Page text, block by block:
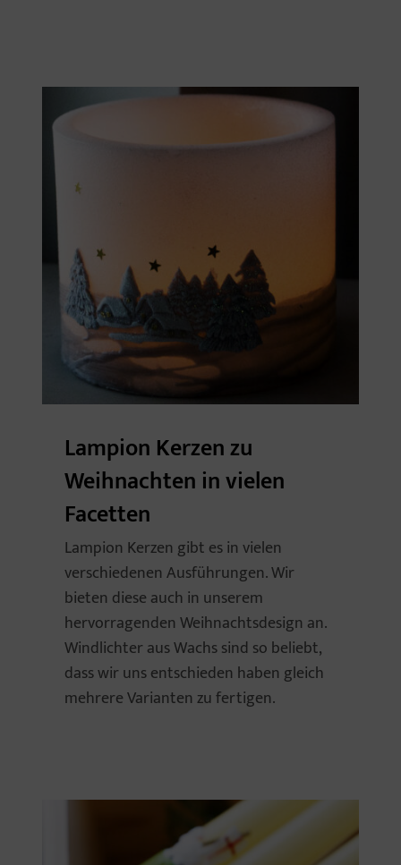
Lampion Kerzen zu
Weihnachten in vielen
Facetten
Lampion Kerzen gibt es in vielen
verschiedenen Ausführungen. Wir
bieten diese auch in unserem
hervorragenden Weihnachtsdesign an.
Windlichter aus Wachs sind so beliebt,
dass wir uns entschieden haben gleich
mehrere Varianten zu fertigen.